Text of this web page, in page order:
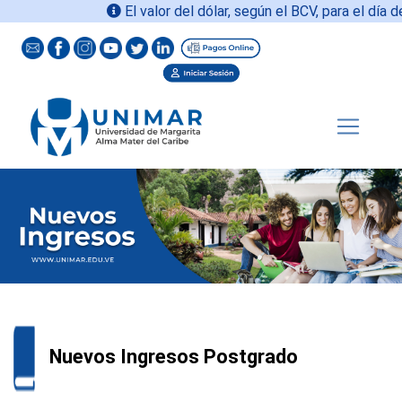
El valor del dólar, según el BCV, para el día de
Nuevos Ingresos Postgrado